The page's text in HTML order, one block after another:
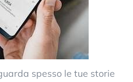
spesso le tue storie